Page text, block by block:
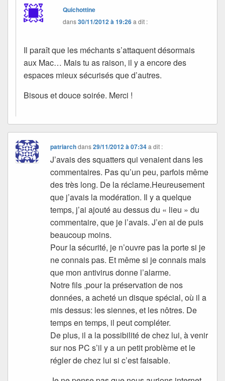
Quichottine
dans30/11/2012 à 19:26a dit :
Il paraît que les méchants s’attaquent désormais
aux Mac… Mais tu as raison, il y a encore des
espaces mieux sécurisés que d’autres.
Bisous et douce soirée. Merci !
patriarchdans29/11/2012 à 07:34 a dit :
J’avais des squatters qui venaient dans les
commentaires. Pas qu’un peu, parfois même
des très long. De la réclame.Heureusement
que j’avais la modération. Il y a quelque
temps, j’ai ajouté au dessus du « lieu » du
commentaire, que je l’avais. J’en ai de puis
beaucoup moins.
Pour la sécurité, je n’ouvre pas la porte si je
ne connais pas. Et même si je connais mais
que mon antivirus donne l’alarme.
Notre fils ,pour la préservation de nos
données, a acheté un disque spécial, où il a
mis dessus: les siennes, et les nôtres. De
temps en temps, il peut compléter.
De plus, il a la possibilité de chez lui, à venir
sur nos PC s’il y a un petit problème et le
régler de chez lui si c’est faisable.